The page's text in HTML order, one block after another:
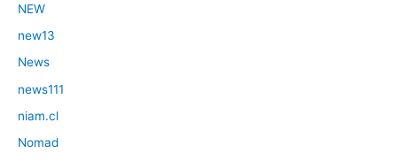
NEW
new13
News
news111
niam.cl
Nomad